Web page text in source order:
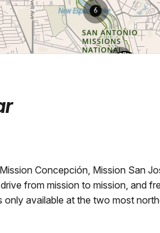
Concepción, Mission San
from mission to mission, and
only available at the two most